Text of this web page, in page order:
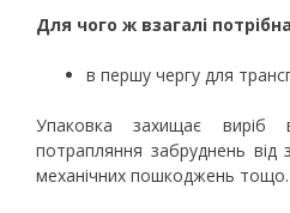
Для чого ж взагалі
в першу чергу для
Упаковка захищає виріб
потрапляння забруднень від
механічних пошкоджень тощо.